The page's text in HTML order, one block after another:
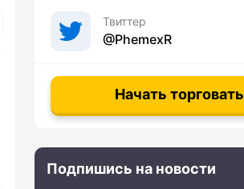
Твиттер
@PhemexR
Начать торговать
Подпишись на новости